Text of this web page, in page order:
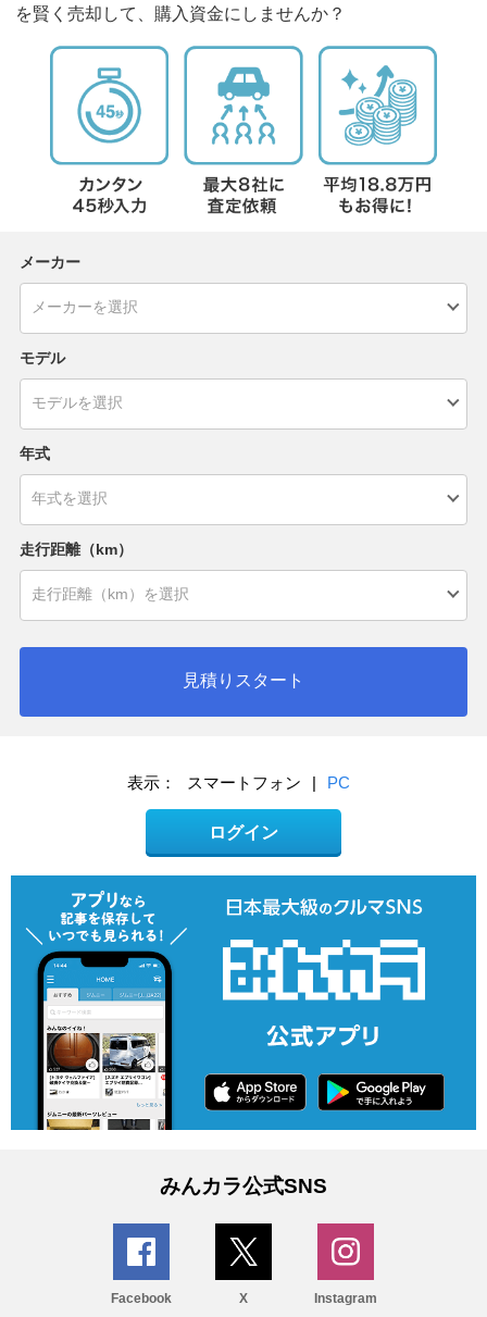
を賢く売却して、購入資金にしませんか？
メーカー
モデル
年式
走行距離（km）
見積りスタート
表示： スマートフォン | PC
ログイン
みんカラ公式SNS
Facebook X Instagram